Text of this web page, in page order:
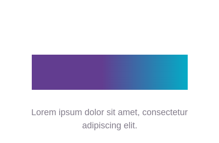
Lorem ipsum dolor sit amet, consectetur
adipiscing elit.